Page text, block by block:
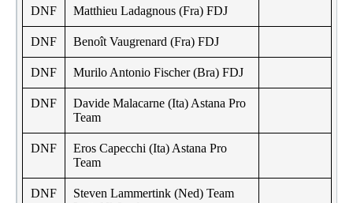
DNF Matthieu Ladagnous (Fra) FDJ
DNF Benoît Vaugrenard (Fra) FDJ
DNF Murilo Antonio Fischer (Bra) FDJ
DNF
Davide Malacarne (Ita) Astana Pro
Team
DNF
Eros Capecchi (Ita) Astana Pro
Team
DNF
Steven Lammertink (Ned) Team